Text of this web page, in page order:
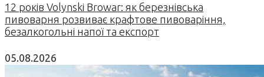
12 років Volynski Browar: як березнівська
пивоварня розвиває крафтове пивоваріння,
безалкогольні напої та експорт
05.08.2026